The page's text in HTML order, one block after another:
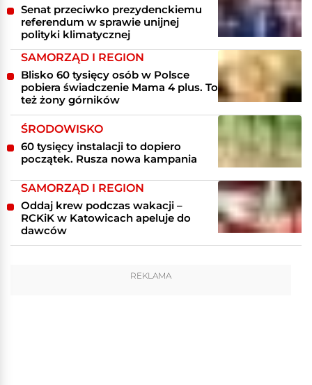
Senat przeciwko prezydenckiemu
referendum w sprawie unijnej
polityki klimatycznej
SAMORZĄD I REGION
Blisko 60 tysięcy osób w Polsce
pobiera świadczenie Mama 4 plus. To
też żony górników
ŚRODOWISKO
60 tysięcy instalacji to dopiero
początek. Rusza nowa kampania
SAMORZĄD I REGION
Oddaj krew podczas wakacji –
RCKiK w Katowicach apeluje do
dawców
REKLAMA